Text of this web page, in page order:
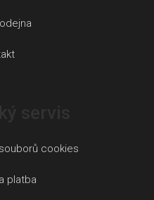
cookies
platba